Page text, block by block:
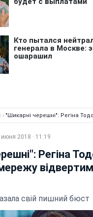
› "Шикарні черешні": Регіна
июня 2018 · 11:19
Регіна
свій пишний бюст